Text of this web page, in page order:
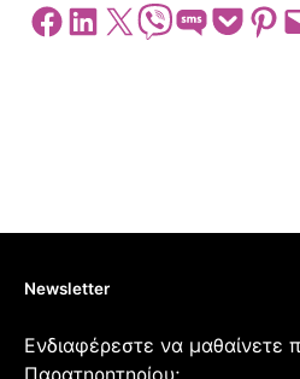
Share on Facebook
Share on LinkedIn
Share on X Share on ViberShare on SMSShare on Pocket
Share
Newsletter
Ενδιαφέρεστε να μαθαίνετε